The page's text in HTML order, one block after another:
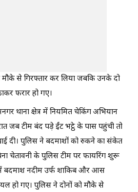
से गिरफ्तार कर लिया जबकि उनके दो
फरार हो गए।
थाना क्षेत्र में नियमित चेकिंग अभियान
जब टीम बंद पड़े ईंट भट्ठे के पास पहुंची तो
दी। पुलिस ने बदमाशों को रुकने का संकेत
चेतावनी के पुलिस टीम पर फायरिंग शुरू
बदमाश नदीम उर्फ शाकिब और आस
हो गए। पुलिस ने दोनों को मौके से